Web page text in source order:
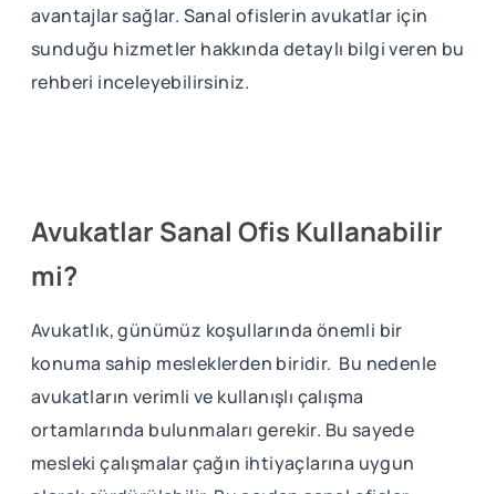
avantajlar sağlar. Sanal ofislerin avukatlar için
sunduğu hizmetler hakkında detaylı bilgi veren bu
rehberi inceleyebilirsiniz.
Avukatlar Sanal Ofis Kullanabilir
mi?
Avukatlık, günümüz koşullarında önemli bir
konuma sahip mesleklerden biridir. Bu nedenle
avukatların verimli ve kullanışlı çalışma
ortamlarında bulunmaları gerekir. Bu sayede
mesleki çalışmalar çağın ihtiyaçlarına uygun